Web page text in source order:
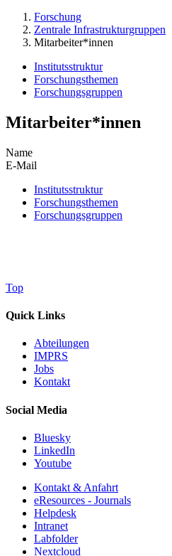
Forschung
Zentrale Infrastrukturgruppen
Mitarbeiter*innen
Institutsstruktur
Forschungsthemen
Forschungsgruppen
Mitarbeiter*innen
Name
E-Mail
Institutsstruktur
Forschungsthemen
Forschungsgruppen
Top
Quick Links
Abteilungen
IMPRS
Jobs
Kontakt
Social Media
Bluesky
LinkedIn
Youtube
Kontakt & Anfahrt
eResources - Journals
Helpdesk
Intranet
Labfolder
Nextcloud